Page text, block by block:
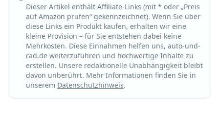
Dieser Artikel enthält Affiliate-Links (mit * oder „Preis
auf Amazon prüfen“ gekennzeichnet). Wenn Sie über
diese Links ein Produkt kaufen, erhalten wir eine
kleine Provision – für Sie entstehen dabei keine
Mehrkosten. Diese Einnahmen helfen uns, auto-und-
rad.de weiterzuführen und hochwertige Inhalte zu
erstellen. Unsere redaktionelle Unabhängigkeit bleibt
davon unberührt. Mehr Informationen finden Sie in
unserem Datenschutzhinweis.